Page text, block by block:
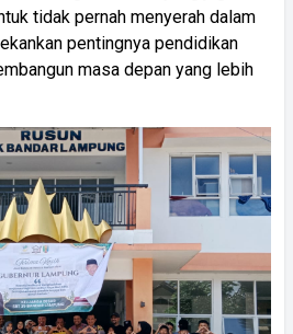
tidak pernah menyerah dalam
pentingnya pendidikan
masa depan yang lebih